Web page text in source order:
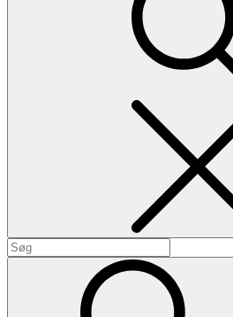
Search
for: